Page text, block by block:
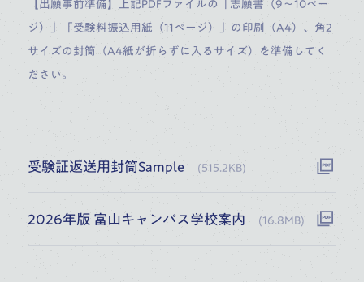
【出願事前準備】上記PDFファイルの「志願書（9～10ペー
ジ）」「受験料振込用紙（11ページ）」の印刷（A4）、角2
サイズの封筒（A4紙が折らずに入るサイズ）を準備してく
ださい。
受験証返送用封筒Sample (515.2KB)
2026年版 富山キャンパス学校案内 (16.8MB)